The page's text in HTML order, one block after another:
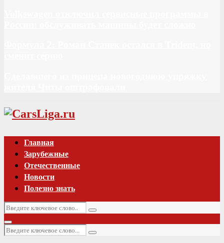
Vk
Главная
Зарубежные
Отечественные
Новости
Полезно знать
Искать:
Поиск
Основное
меню
Искать:
Поиск